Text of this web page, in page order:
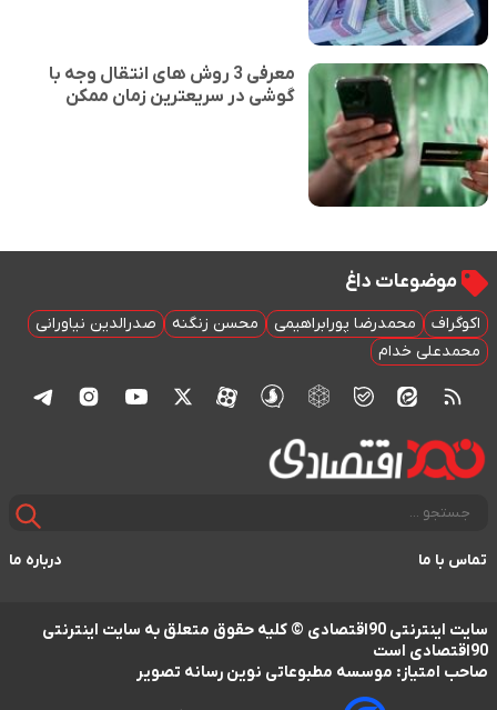
معرفی 3 روش های انتقال وجه با
گوشی در سریعترین زمان ممکن
موضوعات داغ
اکوگراف محمدرضا پورابراهیمی محسن زنگنه
صدرالدین نیاورانی
محمدعلی خدام
تماس با ما درباره ما
سایت اینترنتی 90اقتصادی © کلیه حقوق متعلق به سایت اینترنتی
90اقتصادی است
صاحب امتیاز: موسسه مطبوعاتی نوین رسانه تصویر